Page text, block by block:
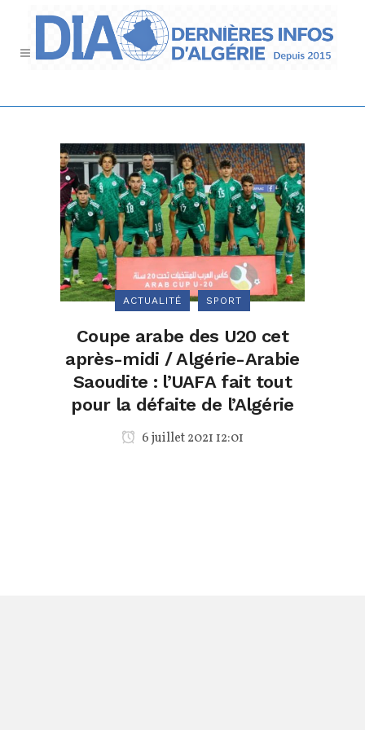
ACTUALITÉ SPORT
Coupe arabe des U20 cet
après-midi / Algérie-Arabie
Saoudite : l’UAFA fait tout
pour la défaite de l’Algérie
6 juillet 2021 12:01